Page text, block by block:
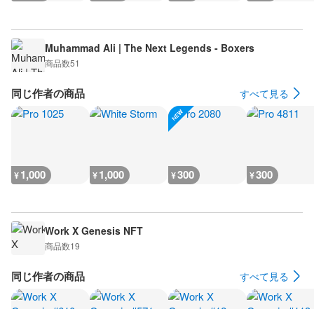
Muhammad Ali | The Next Legends - Boxers
商品数51
同じ作者の商品 すべて見る
¥1,000 ¥1,000 ¥300 ¥300
Work X Genesis NFT
商品数19
同じ作者の商品 すべて見る